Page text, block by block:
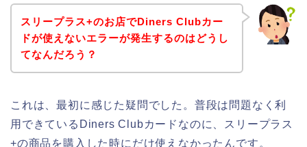
スリープラス+のお店でDiners Clubカー
ドが使えないエラーが発生するのはどうし
てなんだろう？
これは、最初に感じた疑問でした。普段は問題なく利
用できているDiners Clubカードなのに、スリープラス
+の商品を購入した時にだけ使えなかったんです。